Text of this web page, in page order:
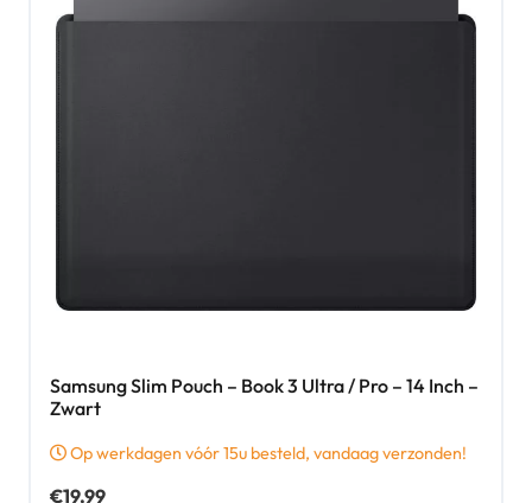
Samsung Slim Pouch – Book 3 Ultra / Pro – 14 Inch –
Zwart
Op werkdagen vóór 15u besteld, vandaag verzonden!
€19,99